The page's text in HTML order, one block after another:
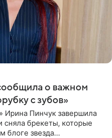
о важном
с зубов»
Ирина Пинчук завершила
сняла брекеты, которые
блоге звезда